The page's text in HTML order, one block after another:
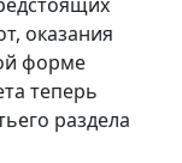
оказания
форме
теперь
раздела